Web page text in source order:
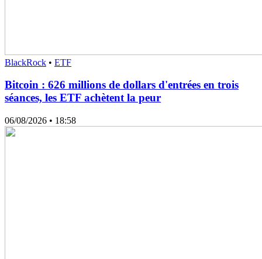
BlackRock • ETF
Bitcoin : 626 millions de dollars d'entrées en trois
séances, les ETF achètent la peur
06/08/2026 • 18:58